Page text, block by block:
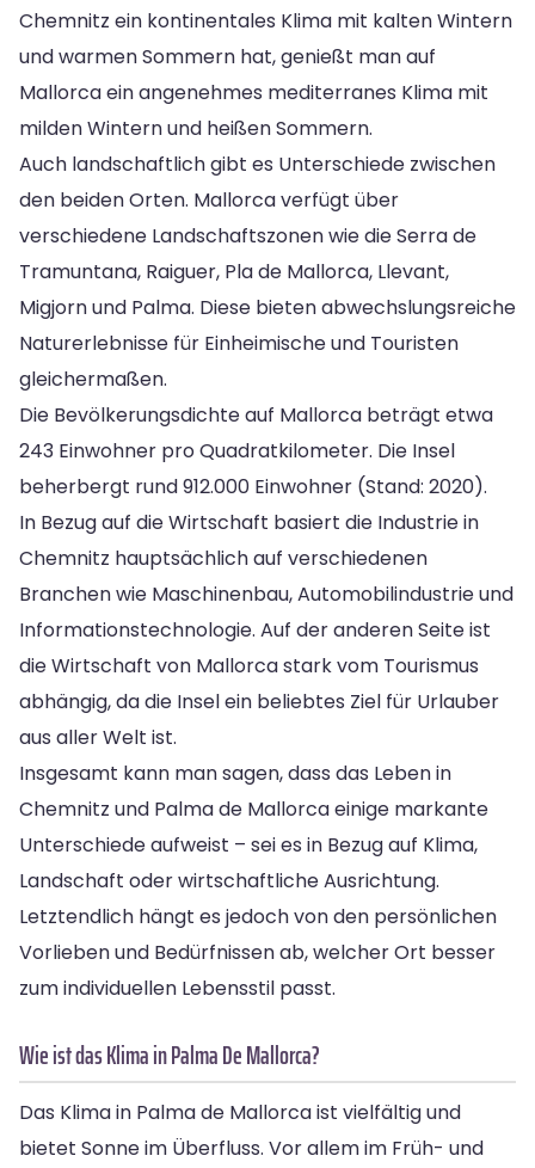
Chemnitz ein kontinentales Klima mit kalten Wintern
und warmen Sommern hat, genießt man auf
Mallorca ein angenehmes mediterranes Klima mit
milden Wintern und heißen Sommern.
Auch landschaftlich gibt es Unterschiede zwischen
den beiden Orten. Mallorca verfügt über
verschiedene Landschaftszonen wie die Serra de
Tramuntana, Raiguer, Pla de Mallorca, Llevant,
Migjorn und Palma. Diese bieten abwechslungsreiche
Naturerlebnisse für Einheimische und Touristen
gleichermaßen.
Die Bevölkerungsdichte auf Mallorca beträgt etwa
243 Einwohner pro Quadratkilometer. Die Insel
beherbergt rund 912.000 Einwohner (Stand: 2020).
In Bezug auf die Wirtschaft basiert die Industrie in
Chemnitz hauptsächlich auf verschiedenen
Branchen wie Maschinenbau, Automobilindustrie und
Informationstechnologie. Auf der anderen Seite ist
die Wirtschaft von Mallorca stark vom Tourismus
abhängig, da die Insel ein beliebtes Ziel für Urlauber
aus aller Welt ist.
Insgesamt kann man sagen, dass das Leben in
Chemnitz und Palma de Mallorca einige markante
Unterschiede aufweist – sei es in Bezug auf Klima,
Landschaft oder wirtschaftliche Ausrichtung.
Letztendlich hängt es jedoch von den persönlichen
Vorlieben und Bedürfnissen ab, welcher Ort besser
zum individuellen Lebensstil passt.
Wie ist das Klima in Palma De Mallorca?
Das Klima in Palma de Mallorca ist vielfältig und
bietet Sonne im Überfluss. Vor allem im Früh- und